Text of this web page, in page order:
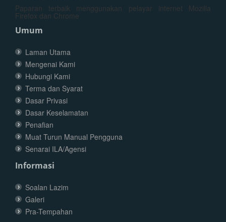
Paparan terbaik menggunakan pelayar internet Mozilla
Firefox dan Chrome
Umum
Laman Utama
Mengenai Kami
Hubungi Kami
Terma dan Syarat
Dasar Privasi
Dasar Keselamatan
Penafian
Muat Turun Manual Pengguna
Senarai ILA/Agensi
Informasi
Soalan Lazim
Galeri
Pra-Tempahan